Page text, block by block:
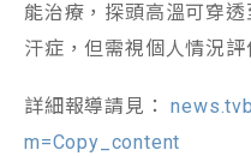
能治療，探頭高溫可穿
汗症，但需視個人情況
詳細報導請見：
m=Copy_content